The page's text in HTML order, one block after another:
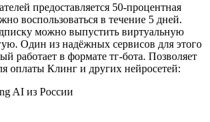
предоставляется 50-процентная
воспользоваться в течение 5 дней.
можно выпустить виртуальную
Один из надёжных сервисов для этого
работает в формате тг-бота. Позволяет
оплаты Клинг и других нейросетей: